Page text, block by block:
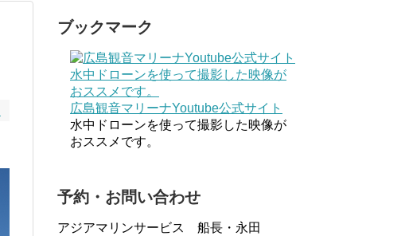
ブックマーク
広島観音マリーナYoutube公式サイト
水中ドローンを使って撮影した映像が
おススメです。
予約・お問い合わせ
アジアマリンサービス 船長・永田